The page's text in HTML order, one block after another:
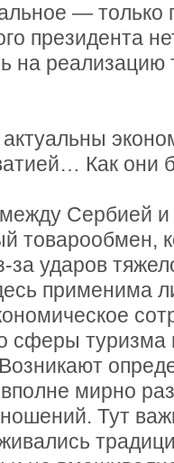
— только
президента
на реализацию
Как они
Сербией и
товарообмен,
за ударов
применима
сферы туризма
мирно
Тут